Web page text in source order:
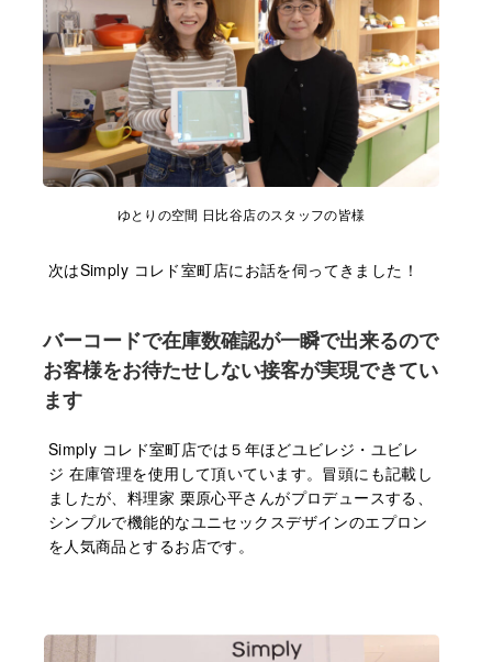
ゆとりの空間 ⽇⽐⾕店のスタッフの皆様
次はSimply コレド室町店にお話を伺ってきました！
バーコードで在庫数確認が⼀瞬で出来るので
お客様をお待たせしない接客が実現できてい
ます
Simply コレド室町店では５年ほどユビレジ・ユビレ
ジ 在庫管理を使⽤して頂いています。冒頭にも記載し
ましたが、料理家 栗原⼼平さんがプロデュースする、
シンプルで機能的なユニセックスデザインのエプロン
を⼈気商品とするお店です。